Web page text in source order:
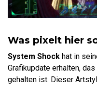
Was pixelt hier
System Shock hat in
Grafikupdate erhalten,
gehalten ist. Dieser